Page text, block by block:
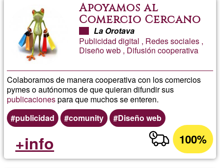
Apoyamos al
Comercio Cercano
La Orotava
Publicidad digital , Redes sociales ,
Diseño web , Difusión cooperativa
Colaboramos de manera cooperativa con los comercios
pymes o autónomos de que quieran difundir sus
publicacionespara que muchos se enteren.
publicidad
comunity Diseño web
100%
+info